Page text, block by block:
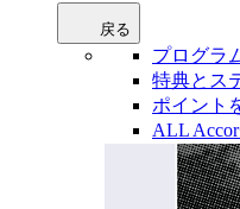
戻る
プログラ
特典とス
ポイント
ALL